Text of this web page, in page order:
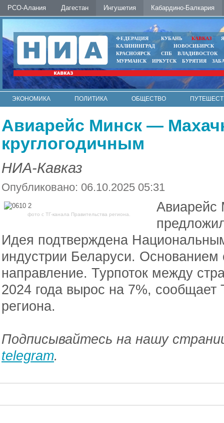
РСО-Алания Дагестан Ингушетия Кабардино-Балкария
ФЕДЕРАЦИЯ КУБАНЬ КАВКАЗ
КАЛИНИНГРАД
НОВОСИБИРСК
КРАСНОЯРСК
СПБ
ВЛАДИВОСТОК
МУРМАНСК
ИРКУТСК БУРЯТИЯ
ЭКОНОМИКА ПОЛИТИКА ОБЩЕСТВО
Авиарейс Минск —
круглогодичным
НИА-Кавказ
Опубликовано: 06.10.2025 05:31
фото с ТГ-канала Правительства региона.
Авиарейс
Идея подтверждена
индустрии Беларуси. Основанием
направление. Турпоток между
2024 года вырос на 7%, сообщает
региона.
Подписывайтесь на нашу
telegram.